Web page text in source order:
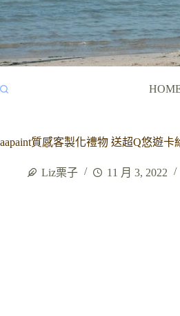
aapaint質感客製化禮物 送超Q悠遊
Liz栗子 11 月 3, 2022